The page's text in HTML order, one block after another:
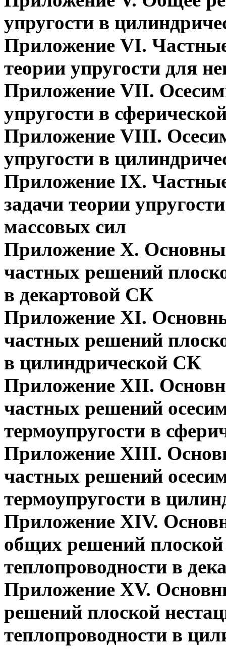
упругости в
Приложение VI.
теории упругости для
Приложение VII.
упругости в
Приложение VIII.
упругости в
Приложение IX.
задачи теории
массовых сил
Приложение X.
частных решений
в декартовой СК
Приложение XI.
частных решений
в цилиндрической СК
Приложение XII.
частных решений
термоупругости в
Приложение XIII.
частных решений
термоупругости в
Приложение XIV.
общих решений плоской
теплопроводности в
Приложение XV.
решений плоской
теплопроводности в